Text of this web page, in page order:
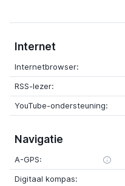
Internet
Internetbrowser:
RSS-lezer:
YouTube-ondersteuning:
Navigatie
A-GPS:
Digitaal kompas: